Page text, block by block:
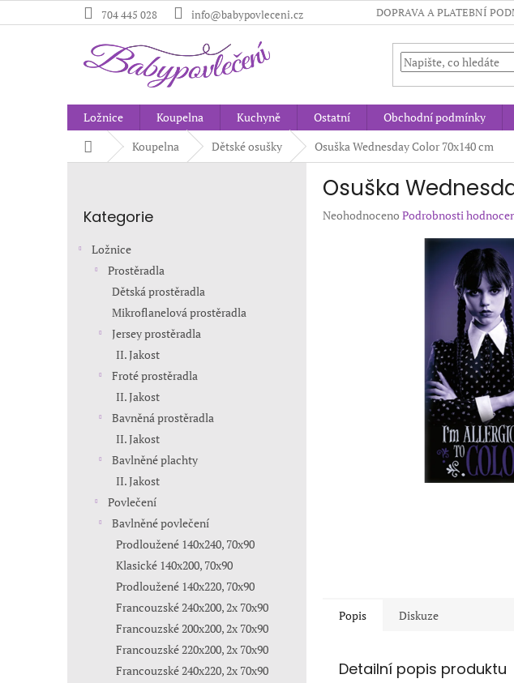
na
704 445 028 info@babypovleceni.cz DOPRAVA A PLATEBNÍ
Ložnice Koupelna Kuchyně Ostatní Obchodní podmínky
Domů Koupelna Dětské osušky Osuška Wednesday Color 70x140 cm
kategorie
Kategorie
Ložnice
Prostěradla
Dětská prostěradla
Mikroflanelová prostěradla
Jersey prostěradla
II. Jakost
Froté prostěradla
II. Jakost
Bavněná prostěradla
II. Jakost
Bavlněné plachty
II. Jakost
Povlečení
Bavlněné povlečení
Prodloužené 140x240, 70x90
Klasické 140x200, 70x90
Prodloužené 140x220, 70x90
Francouzské 240x200, 2x 70x90
Francouzské 200x200, 2x 70x90
Francouzské 220x200, 2x 70x90
Francouzské 240x220, 2x 70x90
Osuška
Průměrné
Neohodnoceno Podrobnosti
Popis Diskuze
Detailní popis produktu